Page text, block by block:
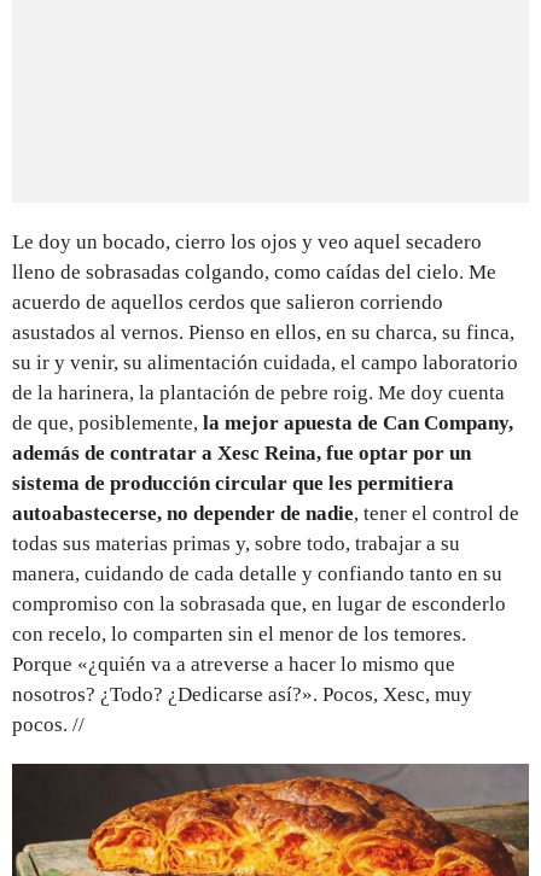
Le doy un bocado, cierro los ojos y veo aquel secadero
lleno de sobrasadas colgando, como caídas del cielo. Me
acuerdo de aquellos cerdos que salieron corriendo
asustados al vernos. Pienso en ellos, en su charca, su finca,
su ir y venir, su alimentación cuidada, el campo laboratorio
de la harinera, la plantación de pebre roig. Me doy cuenta
de que, posiblemente, la mejor apuesta de Can Company,
además de contratar a Xesc Reina, fue optar por un
sistema de producción circular que les permitiera
autoabastecerse, no depender de nadie, tener el control de
todas sus materias primas y, sobre todo, trabajar a su
manera, cuidando de cada detalle y confiando tanto en su
compromiso con la sobrasada que, en lugar de esconderlo
con recelo, lo comparten sin el menor de los temores.
Porque «¿quién va a atreverse a hacer lo mismo que
nosotros? ¿Todo? ¿Dedicarse así?». Pocos, Xesc, muy
pocos. //